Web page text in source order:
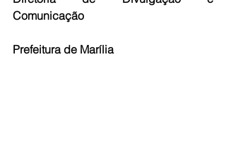
Comunicação
Prefeitura de Marília